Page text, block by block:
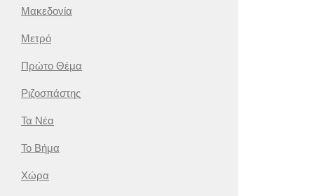
Μακεδονία
Μετρό
Πρώτο Θέμα
Ριζοσπάστης
Τα Νέα
Το Βήμα
Χώρα